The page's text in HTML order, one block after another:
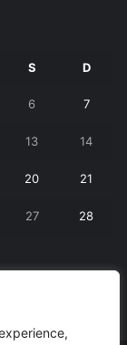
S D
6 7
13 14
20 21
27 28